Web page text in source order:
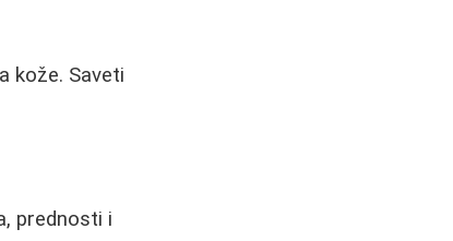
kože. Saveti
prednosti i